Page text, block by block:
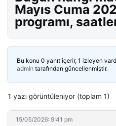
Mayıs Cuma
programı,
Bu konu 0 yanıt içerir, 1 izleyen
admin tarafından güncellenmiştir.
1 yazı görüntüleniyor (toplam 1)
15/05/2026: 9:41 pm